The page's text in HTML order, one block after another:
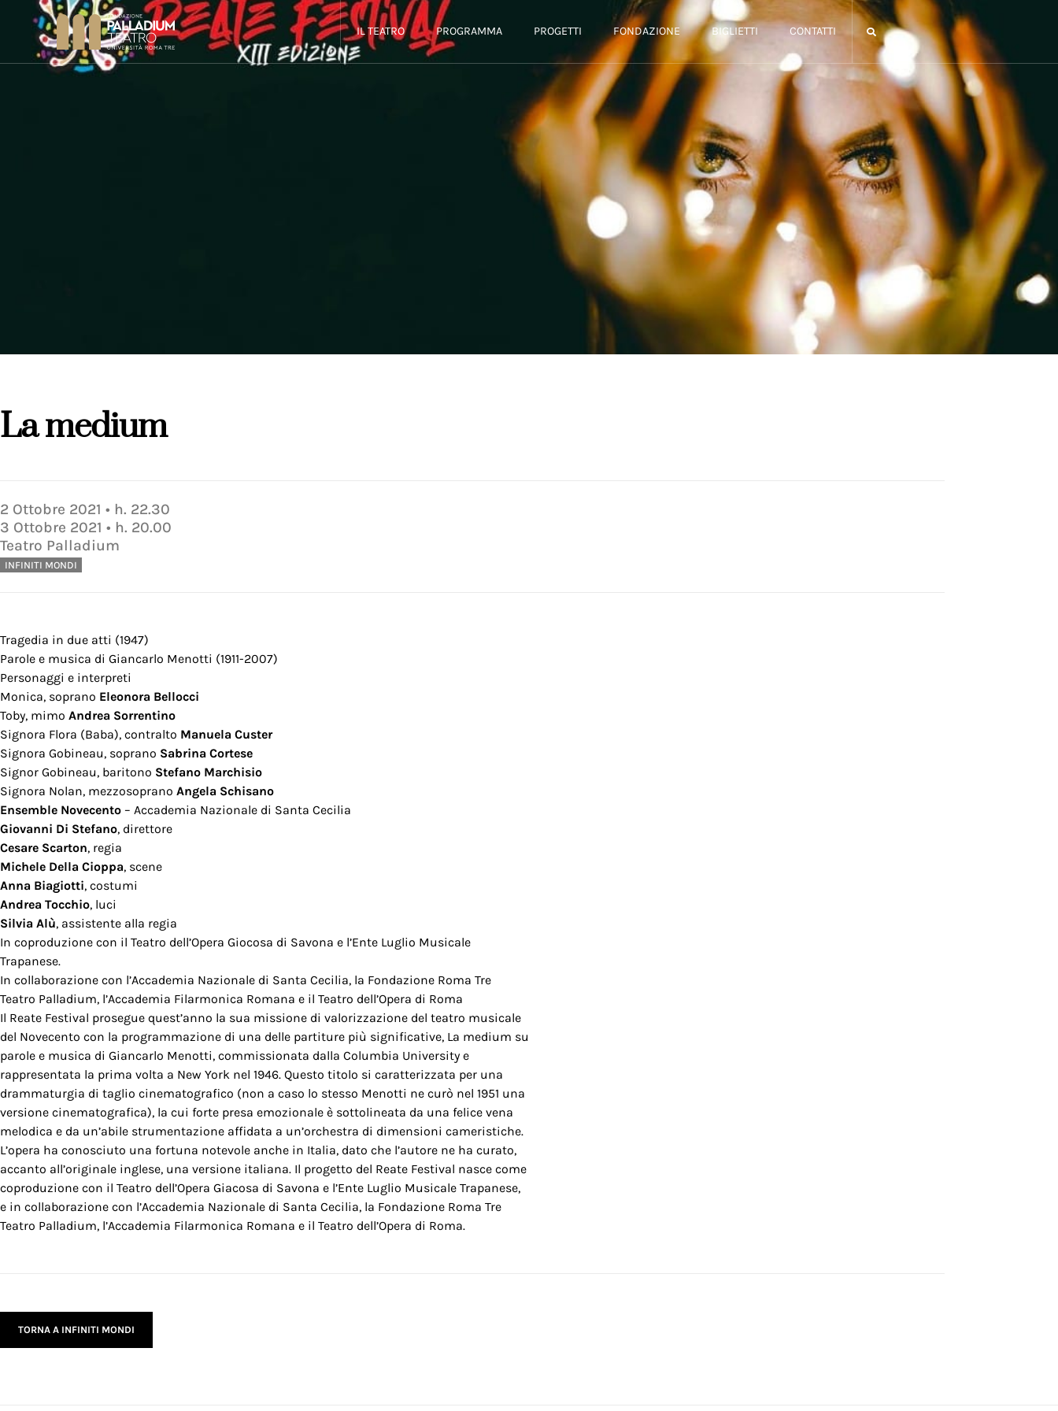
IL TEATRO PROGRAMMA PROGETTI FONDAZIONE BIGLIETTI CONTATTI
La medium
2 Ottobre 2021 • h. 22.30
3 Ottobre 2021 • h. 20.00
Teatro Palladium
INFINITI MONDI
Tragedia in due atti (1947)
Parole e musica di Giancarlo Menotti (1911-2007)
Personaggi e interpreti
Monica, soprano Eleonora Bellocci
Toby, mimo Andrea Sorrentino
Signora Flora (Baba), contralto Manuela Custer
Signora Gobineau, soprano Sabrina Cortese
Signor Gobineau, baritono Stefano Marchisio
Signora Nolan, mezzosoprano Angela Schisano
Ensemble Novecento – Accademia Nazionale di Santa Cecilia
Giovanni Di Stefano, direttore
Cesare Scarton, regia
Michele Della Cioppa, scene
Anna Biagiotti, costumi
Andrea Tocchio, luci
Silvia Alù, assistente alla regia
In coproduzione con il Teatro dell’Opera Giocosa di Savona e l’Ente Luglio Musicale
Trapanese.
In collaborazione con l’Accademia Nazionale di Santa Cecilia, la Fondazione Roma Tre
Teatro Palladium, l’Accademia Filarmonica Romana e il Teatro dell’Opera di Roma
Il Reate Festival prosegue quest’anno la sua missione di valorizzazione del teatro musicale
del Novecento con la programmazione di una delle partiture più significative, La medium su
parole e musica di Giancarlo Menotti, commissionata dalla Columbia University e
rappresentata la prima volta a New York nel 1946. Questo titolo si caratterizzata per una
drammaturgia di taglio cinematografico (non a caso lo stesso Menotti ne curò nel 1951 una
versione cinematografica), la cui forte presa emozionale è sottolineata da una felice vena
melodica e da un’abile strumentazione affidata a un’orchestra di dimensioni cameristiche.
L’opera ha conosciuto una fortuna notevole anche in Italia, dato che l’autore ne ha curato,
accanto all’originale inglese, una versione italiana. Il progetto del Reate Festival nasce come
coproduzione con il Teatro dell’Opera Giacosa di Savona e l’Ente Luglio Musicale Trapanese,
e in collaborazione con l’Accademia Nazionale di Santa Cecilia, la Fondazione Roma Tre
Teatro Palladium, l’Accademia Filarmonica Romana e il Teatro dell’Opera di Roma.
TORNA A INFINITI MONDI